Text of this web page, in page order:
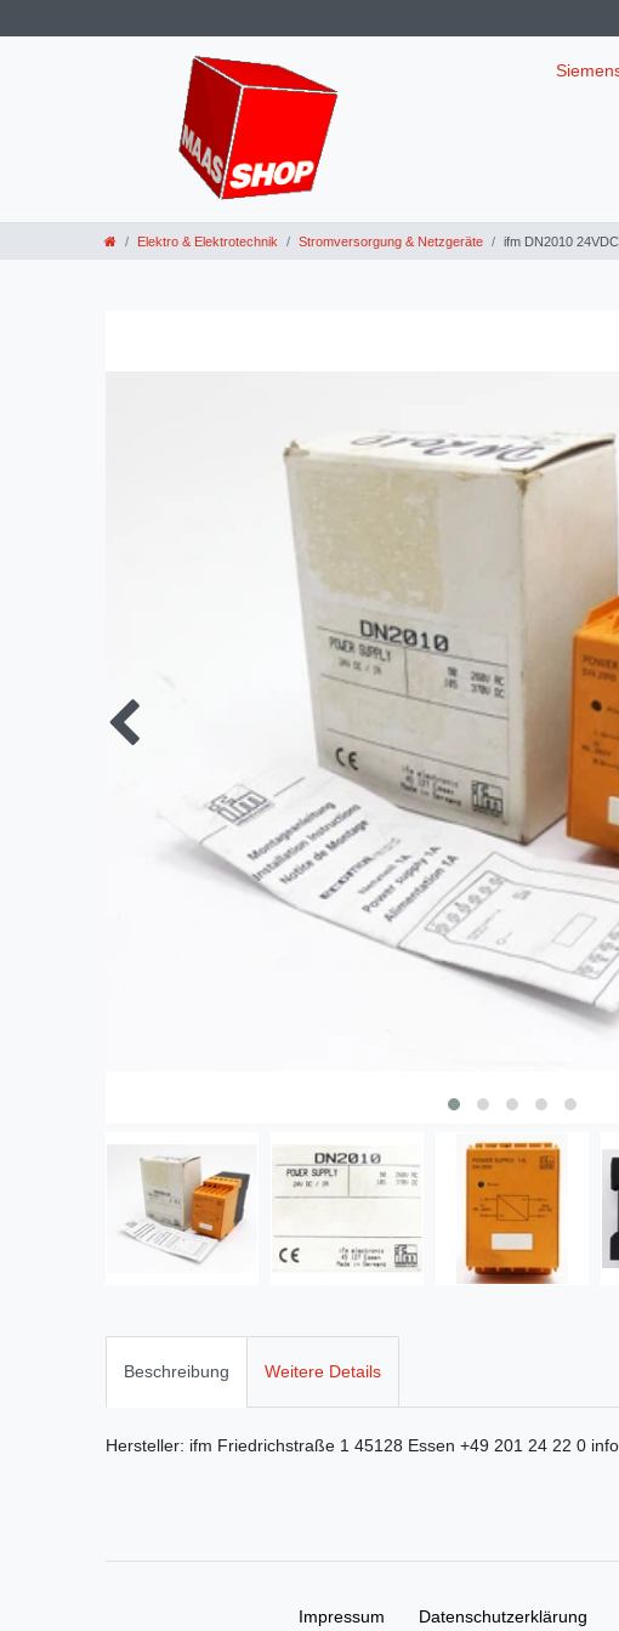
Elektro & Elektrotechnik Stromversorgung & Netzgeräte ifm DN2010
Beschreibung Weitere Details
Hersteller: ifm Friedrichstraße 1 45128 Essen +49 201 24 22 0
Impressum Daten­schutz­erklärung